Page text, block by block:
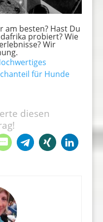
am besten? Hast Du
probiert? Wie
Wir
für Hunde
diesen